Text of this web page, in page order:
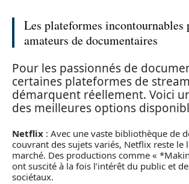
Les plateformes incontournables
amateurs de documentaires
Pour les passionnés de
certaines plateformes de
démarquent réellement. Voici
des meilleures options
Netflix : Avec une vaste bibliothèque de
couvrant des sujets variés, Netflix reste le
marché. Des productions comme «
ont suscité à la fois l’intérêt du public et
sociétaux.